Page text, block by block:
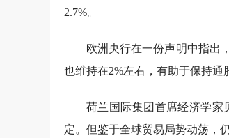
2.7%。
欧洲央行在一份声明中指出
也维持在2%左右，有助于保持通
荷兰国际集团首席经济学家
定。但鉴于全球贸易局势动荡，